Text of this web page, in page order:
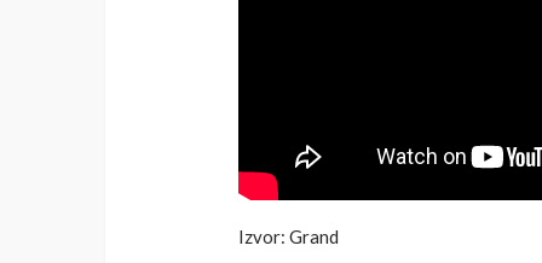
Izvor: Grand